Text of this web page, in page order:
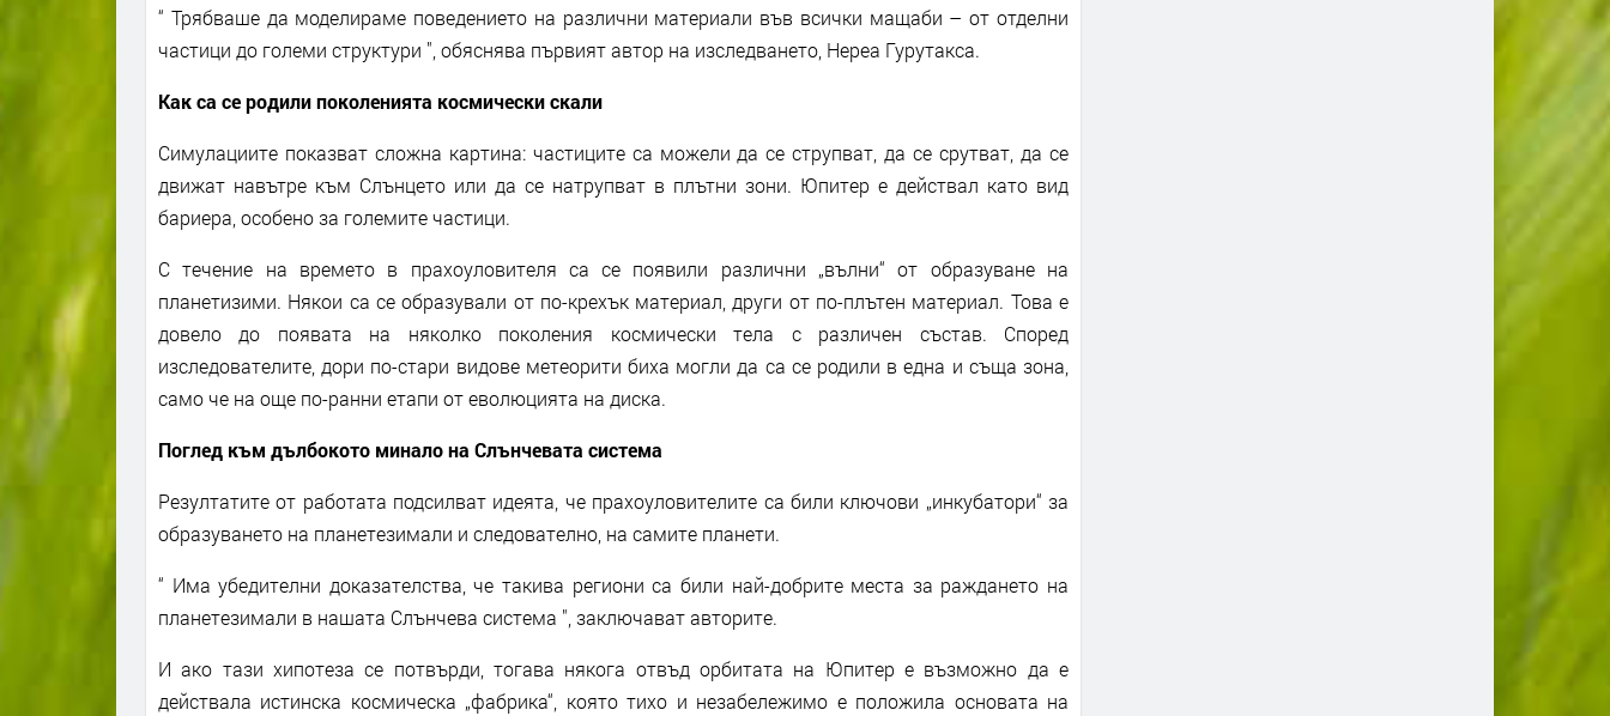
“ Трябваше да моделираме поведението на различни материали във всички мащаби – от отделни
частици до големи структури ", обяснява първият автор на изследването, Нереа Гурутакса.
Как са се родили поколенията космически скали
Симулациите показват сложна картина: частиците са можели да се струпват, да се срутват, да се
движат навътре към Слънцето или да се натрупват в плътни зони. Юпитер е действал като вид
бариера, особено за големите частици.
С течение на времето в прахоуловителя са се появили различни „вълни“ от образуване на
планетизими. Някои са се образували от по-крехък материал, други от по-плътен материал. Това е
довело до появата на няколко поколения космически тела с различен състав. Според
изследователите, дори по-стари видове метеорити биха могли да са се родили в една и съща зона,
само че на още по-ранни етапи от еволюцията на диска.
Поглед към дълбокото минало на Слънчевата система
Резултатите от работата подсилват идеята, че прахоуловителите са били ключови „инкубатори“ за
образуването на планетезимали и следователно, на самите планети.
“ Има убедителни доказателства, че такива региони са били най-добрите места за раждането на
планетезимали в нашата Слънчева система ", заключават авторите.
И ако тази хипотеза се потвърди, тогава някога отвъд орбитата на Юпитер е възможно да е
действала истинска космическа „фабрика“, която тихо и незабележимо е положила основата на